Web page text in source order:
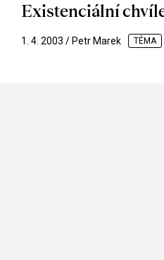
Existenciální
1. 4. 2003 / Petr Marek TÉMA